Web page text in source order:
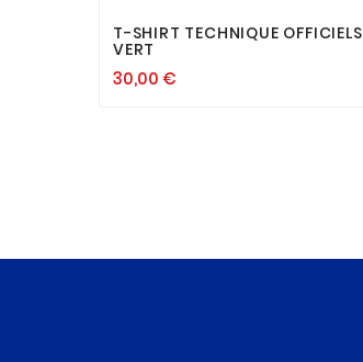
T-SHIRT TECHNIQUE OFFICIELS
VERT
30,00 €